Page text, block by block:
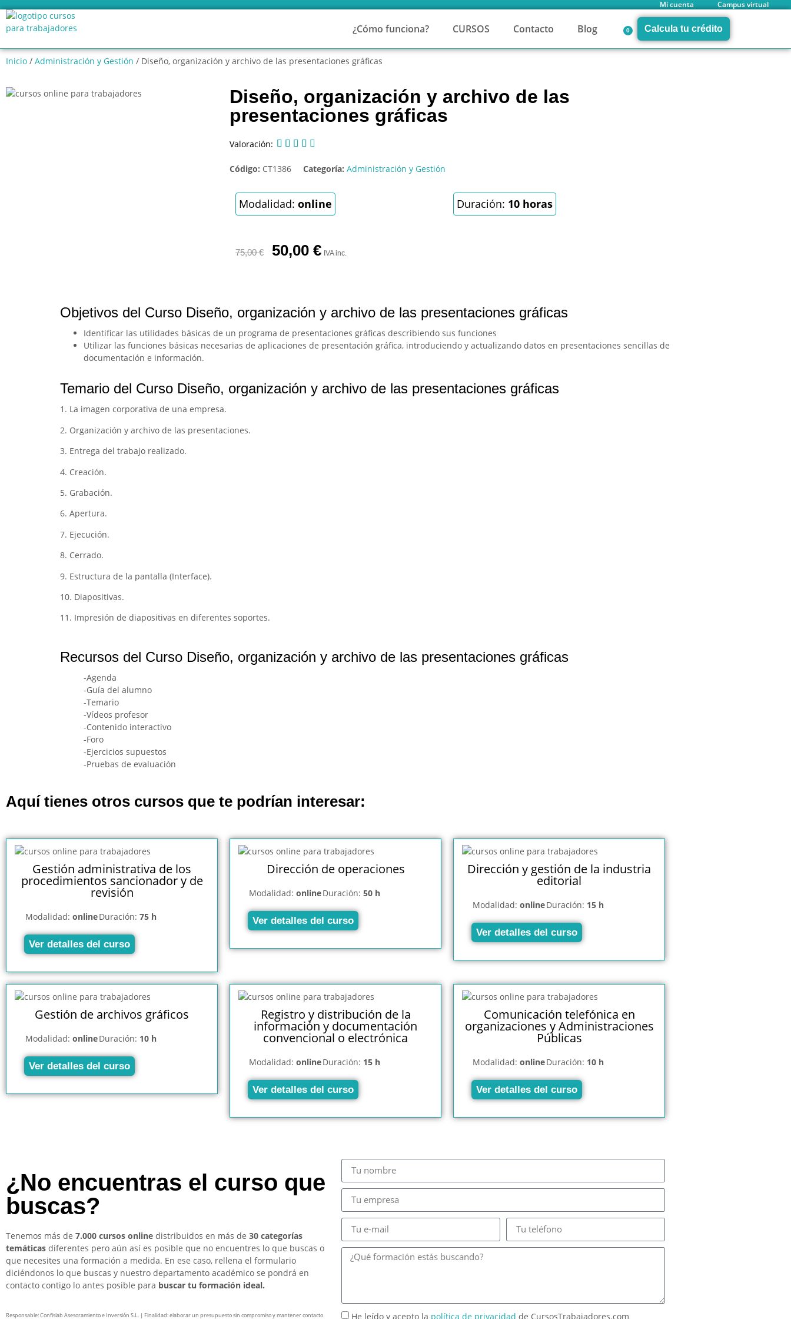
Mi cuenta Campus virtual
¿Cómo funciona? CURSOS Contacto Blog 0 Calcula tu crédito
Inicio / Administración y Gestión / Diseño, organización y archivo de las presentaciones gráficas
Diseño, organización y archivo de las
presentaciones gráficas
Valoración:     
Código: CT1386 Categoría: Administración y Gestión
Modalidad: online Duración: 10 horas
75,00€ 50,00 € IVA inc.
Objetivos del Curso Diseño, organización y archivo de las presentaciones gráficas
Identificar las utilidades básicas de un programa de presentaciones gráficas describiendo sus funciones
Utilizar las funciones básicas necesarias de aplicaciones de presentación gráfica, introduciendo y actualizando datos en presentaciones sencillas de
documentación e información.
Temario del Curso Diseño, organización y archivo de las presentaciones gráficas
1. La imagen corporativa de una empresa.
2. Organización y archivo de las presentaciones.
3. Entrega del trabajo realizado.
4. Creación.
5. Grabación.
6. Apertura.
7. Ejecución.
8. Cerrado.
9. Estructura de la pantalla (Interface).
10. Diapositivas.
11. Impresión de diapositivas en diferentes soportes.
Recursos del Curso Diseño, organización y archivo de las presentaciones gráficas
-Agenda
-Guía del alumno
-Temario
-Vídeos profesor
-Contenido interactivo
-Foro
-Ejercicios supuestos
-Pruebas de evaluación
Aquí tienes otros cursos que te podrían interesar:
Gestión administrativa de los
procedimientos sancionador y de
revisión
Modalidad: onlineDuración: 75 h
Ver detalles del curso
Dirección de operaciones
Modalidad: onlineDuración: 50 h
Ver detalles del curso
Dirección y gestión de la industria
editorial
Modalidad: onlineDuración: 15 h
Ver detalles del curso
Gestión de archivos gráficos
Modalidad: onlineDuración: 10 h
Ver detalles del curso
Registro y distribución de la
información y documentación
convencional o electrónica
Modalidad: onlineDuración: 15 h
Ver detalles del curso
Comunicación telefónica en
organizaciones y Administraciones
Públicas
Modalidad: onlineDuración: 10 h
Ver detalles del curso
¿No encuentras el curso que
buscas?
Tenemos más de 7.000 cursos online distribuidos en más de 30 categorías
temáticas diferentes pero aún así es posible que no encuentres lo que buscas o
que necesites una formación a medida. En ese caso, rellena el formulario
diciéndonos lo que buscas y nuestro departamento académico se pondrá en
contacto contigo lo antes posible para buscar tu formación ideal.
Responsable: Confislab Asesoramiento e Inversión S.L. | Finalidad: elaborar un presupuesto sin compromiso y mantener contacto He leído y acepto la política de privacidad de CursosTrabajadores.com